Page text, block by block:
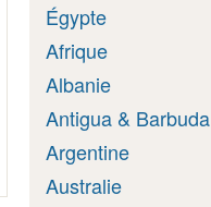
Égypte
Afrique
Albanie
Antigua & Barbuda
Argentine
Australie